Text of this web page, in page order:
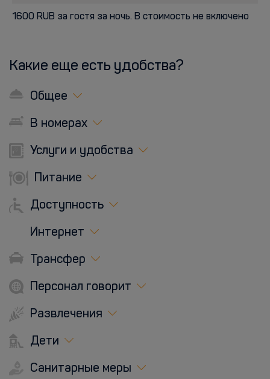
1600 RUB за гостя за ночь. В стоимость не включено
Какие еще есть удобства?
Общее
В номерах
Услуги и удобства
Питание
Доступность
Интернет
Трансфер
Персонал говорит
Развлечения
Дети
Санитарные меры